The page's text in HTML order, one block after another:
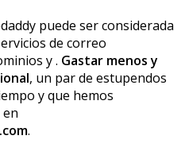
puede ser considerada
de correo
y . Gastar menos y
, un par de estupendos
y que hemos
.